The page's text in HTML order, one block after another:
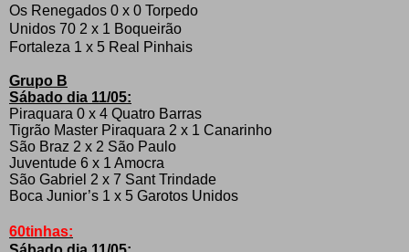
Os Renegados 0 x 0 Torpedo
Unidos 70 2 x 1 Boqueirão
Fortaleza 1 x 5 Real Pinhais
Grupo B
Sábado dia 11/05:
Piraquara 0 x 4 Quatro Barras
Tigrão Master Piraquara 2 x 1 Canarinho
São Braz 2 x 2 São Paulo
Juventude 6 x 1 Amocra
São Gabriel 2 x 7 Sant Trindade
Boca Junior’s 1 x 5 Garotos Unidos
60tinhas: